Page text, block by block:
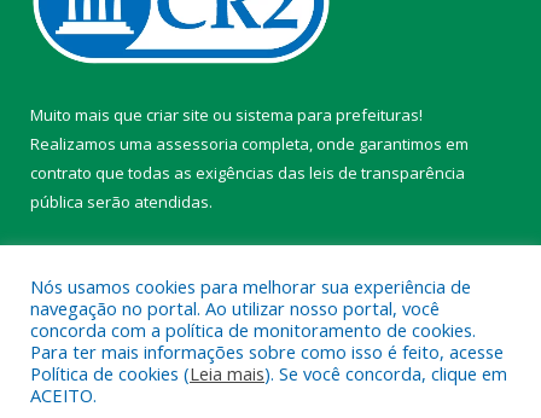
Muito mais que criar site ou sistema para prefeituras!
Realizamos uma assessoria completa, onde garantimos em
contrato que todas as exigências das leis de transparência
pública serão atendidas.
Todos os direitos reservados a Câmara Municipal de Belterra.
Nós usamos cookies para melhorar sua experiência de
navegação no portal. Ao utilizar nosso portal, você
concorda com a política de monitoramento de cookies.
Para ter mais informações sobre como isso é feito, acesse
Política de cookies (Leia mais). Se você concorda, clique em
ACEITO.